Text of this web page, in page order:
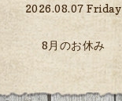
2026.08.07 Friday
8月のお休み